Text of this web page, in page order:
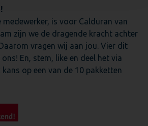
medewerker, is voor Calduran van
zijn we de dragende kracht achter
vragen wij aan jou. Vier dit
En, stem, like en deel het via
kans op een van de 10 pakketten